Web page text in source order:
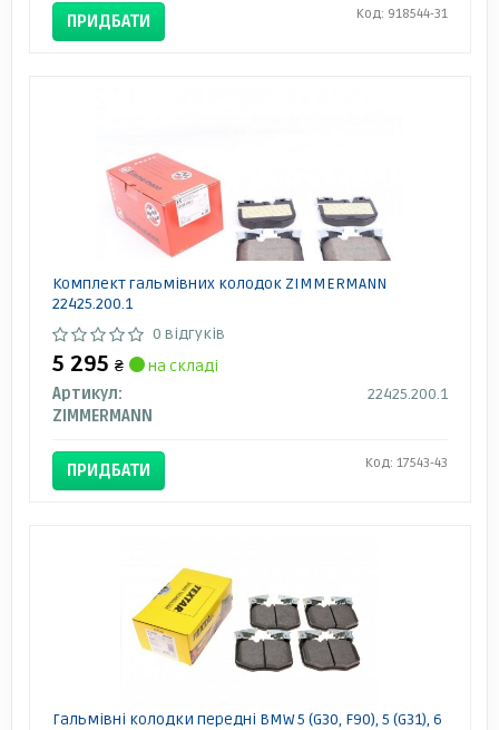
ПРИДБАТИ Код: 918544-31
Комплект гальмівних колодок ZIMMERMANN
22425.200.1
0 відгуків
5 295 ₴
на складі
Артикул:
22425.200.1
ZIMMERMANN
ПРИДБАТИ Код: 17543-43
Гальмівні колодки передні BMW 5 (G30, F90), 5 (G31), 6